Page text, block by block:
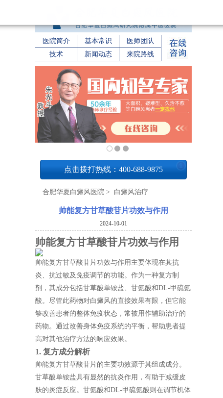
医院简介 基本常识
医师团队
技术
新闻动态 来院路线
点击拨打热线：400-688-9875
合肥华夏白癜风医院 > 白癜风治疗
帅能复方甘草酸苷片功效与作用
2024-10-01
帅能复方甘草酸苷片功效与作用
帅能复方甘草酸苷片功效与作用主要体现在其抗
炎、抗过敏及免疫调节的功能。作为一种复方制
剂，其成分包括甘草酸单铵盐、甘氨酸和DL-甲硫氨
酸。尽管此药物对白癜风的直接效果有限，但它能
够改善患者的整体免疫状态，常被用作辅助治疗的
药物。通过改善身体免疫系统的平衡，帮助患者提
高对其他治疗方法的响应效果。
1. 复方成分解析
帅能复方甘草酸苷片的主要功效源于其组成成分。
甘草酸单铵盐具有显然的抗炎作用，有助于减缓皮
肤的炎症反应。甘氨酸和DL-甲硫氨酸则在调节机体